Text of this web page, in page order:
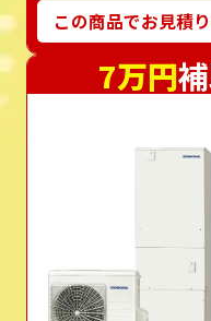
この商品でお見積り
7万円